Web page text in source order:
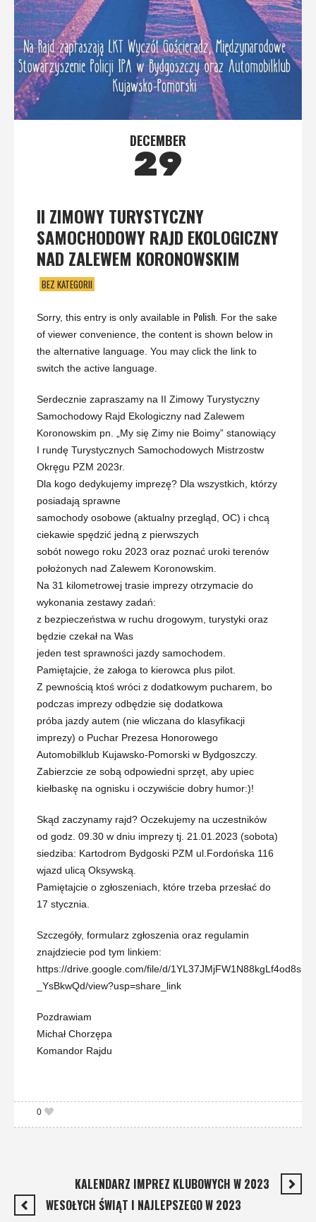
DECEMBER
29
II ZIMOWY TURYSTYCZNY
SAMOCHODOWY RAJD EKOLOGICZNY
NAD ZALEWEM KORONOWSKIM
BEZ KATEGORII
Sorry, this entry is only available in Polish . For the sake
of viewer convenience, the content is shown below in
the alternative language. You may click the link to
switch the active language.
Serdecznie zapraszamy na II Zimowy Turystyczny
Samochodowy Rajd Ekologiczny nad Zalewem
Koronowskim pn. „My się Zimy nie Boimy” stanowiący
I rundę Turystycznych Samochodowych Mistrzostw
Okręgu PZM 2023r.
Dla kogo dedykujemy imprezę? Dla wszystkich, którzy
posiadają sprawne
samochody osobowe (aktualny przegląd, OC) i chcą
ciekawie spędzić jedną z pierwszych
sobót nowego roku 2023 oraz poznać uroki terenów
położonych nad Zalewem Koronowskim.
Na 31 kilometrowej trasie imprezy otrzymacie do
wykonania zestawy zadań:
z bezpieczeństwa w ruchu drogowym, turystyki oraz
będzie czekał na Was
jeden test sprawności jazdy samochodem.
Pamiętajcie, że załoga to kierowca plus pilot.
Z pewnością ktoś wróci z dodatkowym pucharem, bo
podczas imprezy odbędzie się dodatkowa
próba jazdy autem (nie wliczana do klasyfikacji
imprezy) o Puchar Prezesa Honorowego
Automobilklub Kujawsko-Pomorski w Bydgoszczy.
Zabierzcie ze sobą odpowiedni sprzęt, aby upiec
kiełbaskę na ognisku i oczywiście dobry humor:)!
Skąd zaczynamy rajd? Oczekujemy na uczestników
od godz. 09.30 w dniu imprezy tj. 21.01.2023 (sobota)
siedziba: Kartodrom Bydgoski PZM ul.Fordońska 116
wjazd ulicą Oksywską.
Pamiętajcie o zgłoszeniach, które trzeba przesłać do
17 stycznia.
Szczegóły, formularz zgłoszenia oraz regulamin
znajdziecie pod tym linkiem:
https://drive.google.com/file/d/1YL37JMjFW1N88kgLf4od8su-
_YsBkwQd/view?usp=share_link
Pozdrawiam
Michał Chorzępa
Komandor Rajdu
0
KALENDARZ IMPREZ KLUBOWYCH W 2023
WESOŁYCH ŚWIĄT I NAJLEPSZEGO W 2023